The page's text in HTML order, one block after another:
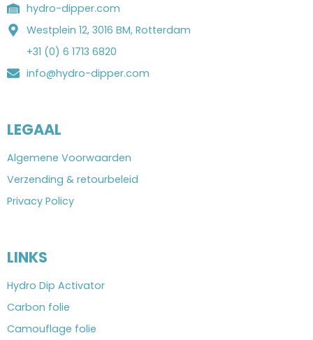
hydro-dipper.com
Westplein 12, 3016 BM, Rotterdam
+31 (0) 6 1713 6820
info@hydro-dipper.com
LEGAAL
Algemene Voorwaarden
Verzending & retourbeleid
Privacy Policy
LINKS
Hydro Dip Activator
Carbon folie
Camouflage folie